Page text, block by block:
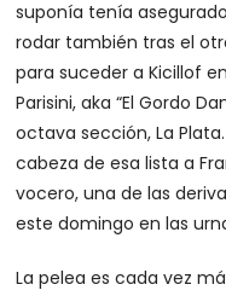
suponía tenía
rodar también tras el
para suceder a Kicillof
Parisini, aka “El Gordo
octava sección, La
cabeza de esa lista a
vocero, una de las
este domingo en las
La pelea es cada vez